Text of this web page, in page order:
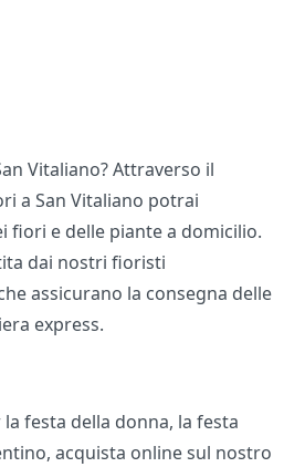
Vitaliano? Attraverso il
a San Vitaliano potrai
fiori e delle piante a domicilio.
dai nostri fioristi
assicurano la consegna delle
express.
la festa della donna, la festa
acquista online sul nostro